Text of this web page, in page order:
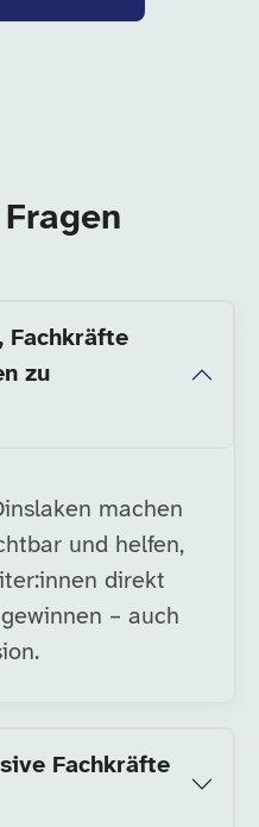
Fachkräfte
zu
machen
und helfen,
direkt
– auch
Fachkräfte